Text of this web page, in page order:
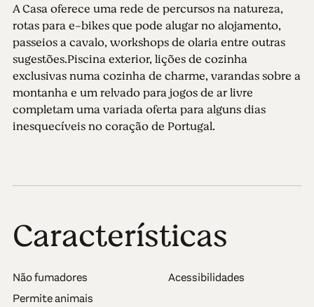
A Casa oferece uma rede de percursos na natureza,
rotas para e-bikes que pode alugar no alojamento,
passeios a cavalo, workshops de olaria entre outras
sugestões.Piscina exterior, lições de cozinha
exclusivas numa cozinha de charme, varandas sobre a
montanha e um relvado para jogos de ar livre
completam uma variada oferta para alguns dias
inesquecíveis no coração de Portugal.
Características
Não fumadores
Acessibilidades
Permite animais